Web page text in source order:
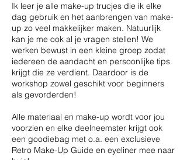
Ik leer je alle make-up trucjes die ik elke
dag gebruik en het aanbrengen van make-
up zo veel makkelijker maken. Natuurlijk
kan je me ook al je vragen stellen! We
werken bewust in een kleine groep zodat
iedereen de aandacht en persoonlijke tips
krijgt die ze verdient. Daardoor is de
workshop zowel geschikt voor beginners
als gevorderden!
Alle materiaal en make-up wordt voor jou
voorzien en elke deelneemster krijgt ook
een goodiebag met o.a. een exclusieve
Retro Make-Up Guide en eyeliner mee naar